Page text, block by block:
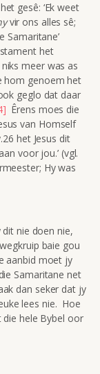
gesê: ‘Ek weet
vir ons alles sê;
Samaritane’
het
meer was as
hom genoem het
geglo dat daar
Êrens moes die
van Homself
het Jesus dit
voor jou.’ (vgl.
Hy was
dit nie doen nie,
baie gou
aanbid moet jy
Samaritane net
dan seker dat jy
lees nie. Hoe
die hele Bybel oor